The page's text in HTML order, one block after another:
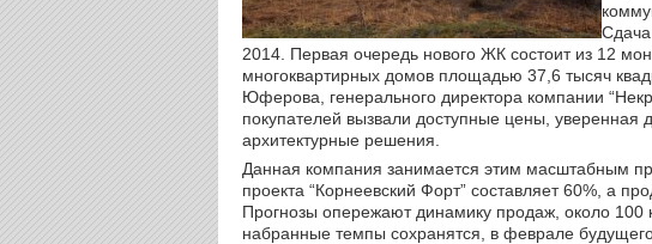
2014. Первая очередь нового ЖК состоит из 12
многоквартирных домов площадью 37,6 тысяч
Юферова, генерального директора компании
покупателей вызвали доступные цены, уверенная
архитектурные решения.
Данная компания занимается этим масштабным
проекта “Корнеевский Форт” составляет 60%, а
Прогнозы опережают динамику продаж, около 100
набранные темпы сохранятся, в феврале